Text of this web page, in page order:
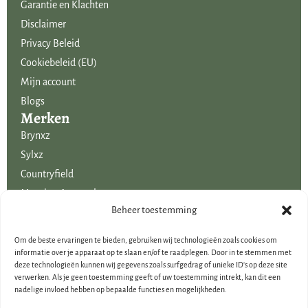
Beheer toestemming
Om de beste ervaringen te bieden, gebruiken wij technologieën zoals cookies om
informatie over je apparaat op te slaan en/of te raadplegen. Door in te stemmen met
deze technologieën kunnen wij gegevens zoals surfgedrag of unieke ID's op deze site
verwerken. Als je geen toestemming geeft of uw toestemming intrekt, kan dit een
nadelige invloed hebben op bepaalde functies en mogelijkheden.
Garantie en Klachten
Disclaimer
Privacy Beleid
Cookiebeleid (EU)
Mijn account
Blogs
Merken
Brynxz
Sylxz
Countryfield
Mansion Atmosphere
Uitgelicht voor jou!
Voordelige boeketten kunstbloemen
Woondecoraties
Cadeau-artikelen